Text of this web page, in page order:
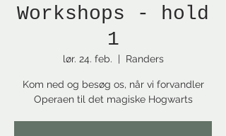
Workshops - hold
1
lør. 24. feb.
  |
Randers
Kom ned og besøg os, når vi forvandler
Operaen til det magiske Hogwarts